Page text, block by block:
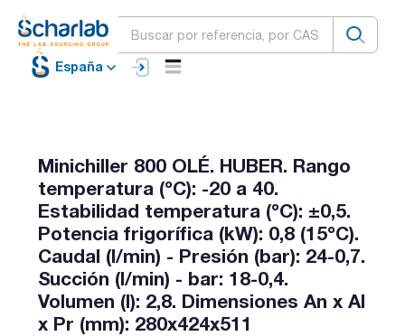
España
Minichiller 800 OLÉ. HUBER. Rango
temperatura (ºC): -20 a 40.
Estabilidad temperatura (ºC): ±0,5.
Potencia frigorífica (kW): 0,8 (15ºC).
Caudal (l/min) - Presión (bar): 24-0,7.
Succión (l/min) - bar: 18-0,4.
Volumen (l): 2,8. Dimensiones An x Al
x Pr (mm): 280x424x511